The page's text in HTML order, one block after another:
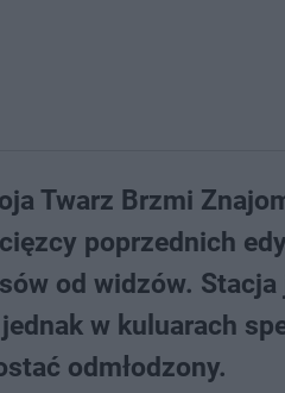
Twarz Brzmi
poprzednich
od widzów. Stacja
w kuluarach
odmłodzony.